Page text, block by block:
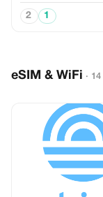
2 1
eSIM & WiFi ·